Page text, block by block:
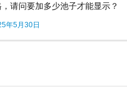
请问要加多少池子才能显示？
年5月30日